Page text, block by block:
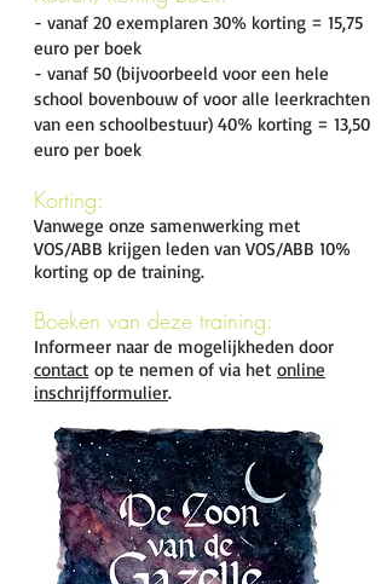
- vanaf 20 exemplaren 30% korting = 15,75
euro per boek
- vanaf 50 (bijvoorbeeld voor een hele
school bovenbouw of voor alle leerkrachten
van een schoolbestuur) 40% korting = 13,50
euro per boek
Korting:
Vanwege onze samenwerking met
VOS/ABB krijgen leden van VOS/ABB 10%
korting op de training.
Boeken van deze training:
Informeer naar de mogelijkheden door
contact op te nemen of via het online
inschrijfformulier.